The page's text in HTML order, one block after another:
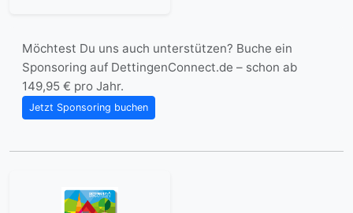
Möchtest Du uns auch unterstützen? Buche ein
Sponsoring auf DettingenConnect.de – schon ab
149,95 € pro Jahr.
Jetzt Sponsoring buchen